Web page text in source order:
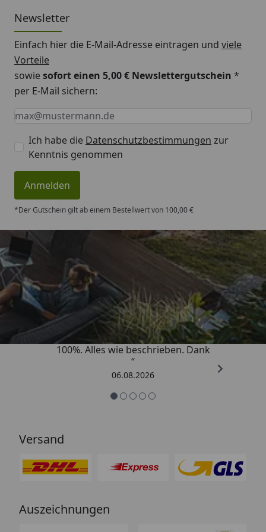
Newsletter
Einfach hier die E-Mail-Adresse eintragen und viele
Vorteile
sowiesofort einen 5,00 € Newslettergutschein *
per E-Mail sichern:
Keine Eingabe erforderlich
Eingabe erforderlich
E-Mail *
Ich habe die Datenschutzbestimmungen zur
Kenntnis genommen
Anmelden
*Der Gutschein gilt ab einem Bestellwert von 100,00 €
Trusted Shops
4,83/ 5
„Super schnell gelifert. Ware passt
100%. Alles wie beschrieben. Dank
“
06.08.2026
Versand
Auszeichnungen